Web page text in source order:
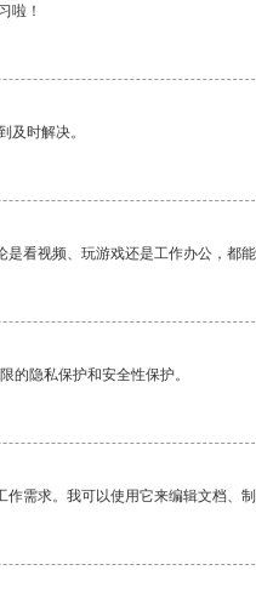
啦！
及时解决。
看视频、玩游戏还是工作办公，都
的隐私保护和安全性保护。
需求。我可以使用它来编辑文档、